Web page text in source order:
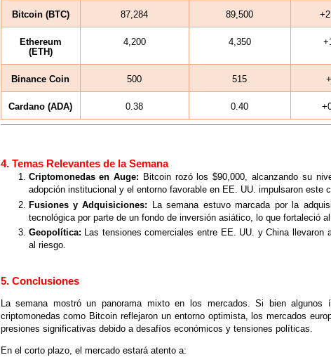
Bitcoin (BTC) 87,284 89,500
Ethereum
(ETH)
4,200 4,350
Binance Coin 500 515
Cardano (ADA) 0.38 0.40
4. Temas Relevantes de la Semana
Criptomonedas en Auge: Bitcoin rozó los $90,000, alcanzando su
adopción institucional y el entorno favorable en EE. UU. impulsaron este
Fusiones y Adquisiciones: La semana estuvo marcada por la
tecnológica por parte de un fondo de inversión asiático, lo que fortaleció
Geopolítica: Las tensiones comerciales entre EE. UU. y China llevaron
al riesgo.
5. Conclusiones
La semana mostró un panorama mixto en los mercados. Si bien algunos
criptomonedas como Bitcoin reflejaron un entorno optimista, los mercados
presiones significativas debido a desafíos económicos y tensiones políticas.
En el corto plazo, el mercado estará atento a: